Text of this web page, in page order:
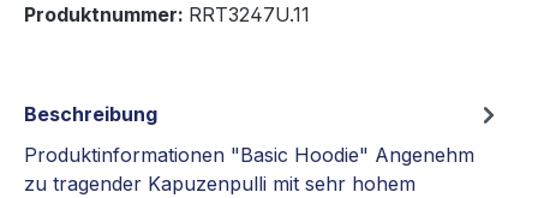
Produktnummer: RRT3247U.11
Beschreibung
Produktinformationen "Basic Hoodie" Angenehm
zu tragender Kapuzenpulli mit sehr hohem